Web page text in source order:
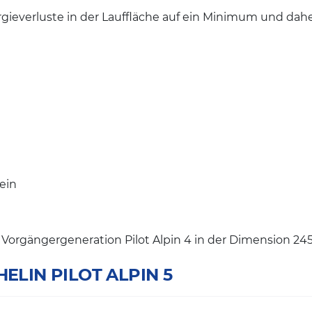
in der Lauffläche auf ein Minimum und
Pilot Alpin 4 in der Dimension
PILOT ALPIN 5